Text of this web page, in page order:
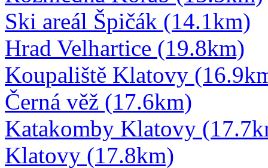
Ski areál Špičák (14.1km)
Hrad Velhartice (19.8km)
Koupaliště Klatovy
Černá věž (17.6km)
Katakomby Klatovy
Klatovy (17.8km)